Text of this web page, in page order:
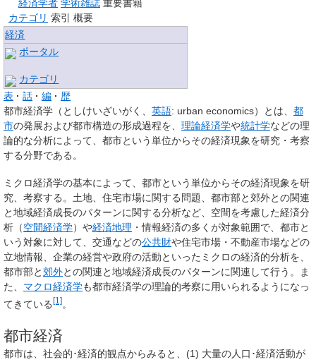
経済学者 学術雑誌 重要書籍
カテゴリ 索引 概要
経済
ポータル
カテゴリ
表
話 編
歴
都市経済学 （としけいざいがく、 英語: urban economics）とは、 都
市の発展および都市構造の形成過程を、 理論経済学や統計学などの理
論的な分析によって、都市という単位からその経済現象を研究・考察
する分野である。
ミクロ経済学の基本によって、都市という単位からその経済現象を研
究、考察する。土地、住宅市場に関する問題、都市部と郊外との関連
と地域経済成長のパターンに関する分析など、空間を考慮した経済分
析（空間経済学）や経済地理 ・情報経済の多くが対象範囲で、都市と
いう対象に対して、交通などの公共財や住宅市場・不動産市場などの
立地情報、企業の経営や政府の活動といったミクロの経済的分析を、
都市部と郊外との関連と地域経済成長のパターンに関連して行う。ま
た、 マクロ経済学も都市経済学の理論的考察に用いられるようになっ
てきている [1] 。
都市経済
都市は、社会的･経済的観点からみると、(1) 大量の人口･経済活動が